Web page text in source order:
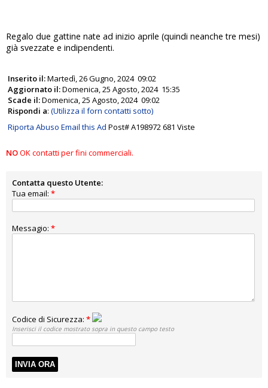
Regalo due gattine nate ad inizio aprile (quindi neanche tre mesi)
già svezzate e indipendenti.
Inserito il:Martedì, 26 Gugno, 2024 09:02
Aggiornato il:Domenica, 25 Agosto, 2024 15:35
Scade il:Domenica, 25 Agosto, 2024 09:02
Rispondi a: (Utilizza il forn contatti sotto)
Riporta Abuso Email this Ad Post# A198972 681 Viste
NOOK contatti per fini commerciali.
Contatta questo Utente:
Tua email: *
Messagio: *
Codice di Sicurezza: *
Inserisci il codice mostrato sopra in questo campo testo
INVIA ORA